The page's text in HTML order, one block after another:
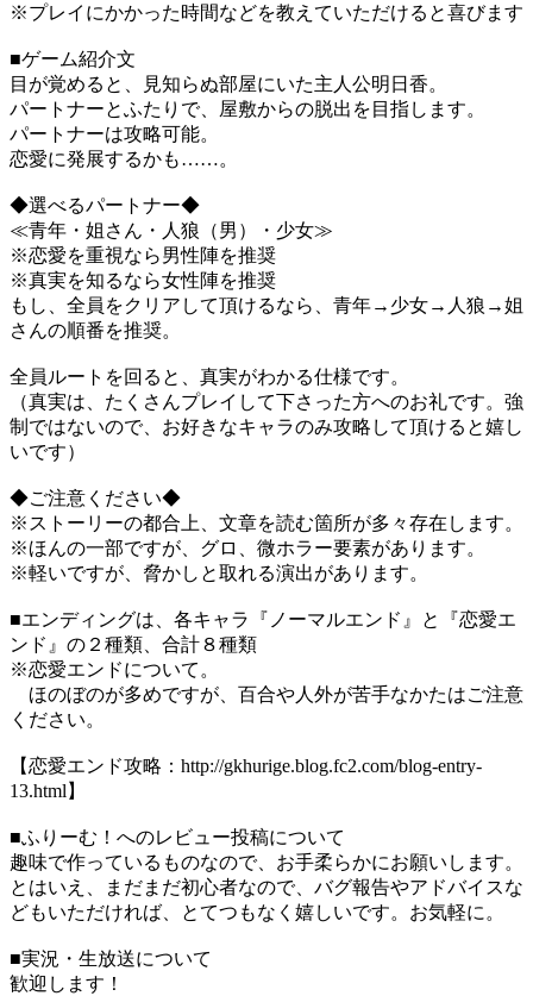
※プレイにかかった時間などを教えていただけると喜びます
■ゲーム紹介文
目が覚めると、見知らぬ部屋にいた主人公明日香。
パートナーとふたりで、屋敷からの脱出を目指します。
パートナーは攻略可能。
恋愛に発展するかも……。
◆選べるパートナー◆
≪青年・姐さん・人狼（男）・少女≫
※恋愛を重視なら男性陣を推奨
※真実を知るなら女性陣を推奨
もし、全員をクリアして頂けるなら、青年→少女→人狼→姐
さんの順番を推奨。
全員ルートを回ると、真実がわかる仕様です。
（真実は、たくさんプレイして下さった方へのお礼です。強
制ではないので、お好きなキャラのみ攻略して頂けると嬉し
いです）
◆ご注意ください◆
※ストーリーの都合上、文章を読む箇所が多々存在します。
※ほんの一部ですが、グロ、微ホラー要素があります。
※軽いですが、脅かしと取れる演出があります。
■エンディングは、各キャラ『ノーマルエンド』と『恋愛エ
ンド』の２種類、合計８種類
※恋愛エンドについて。
ほのぼのが多めですが、百合や人外が苦手なかたはご注意
ください。
【恋愛エンド攻略：http://gkhurige.blog.fc2.com/blog-entry-
13.html】
■ふりーむ！へのレビュー投稿について
趣味で作っているものなので、お手柔らかにお願いします。
とはいえ、まだまだ初心者なので、バグ報告やアドバイスな
どもいただければ、とてつもなく嬉しいです。お気軽に。
■実況・生放送について
歓迎します！